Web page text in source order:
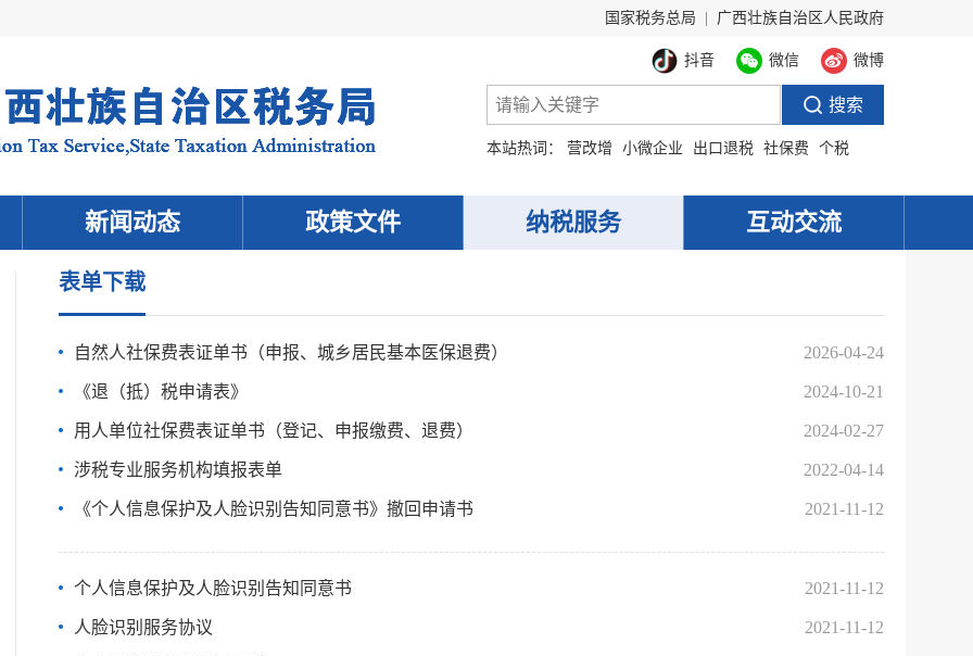
国家税务总局 广西壮族自治区人民政府
抖音 微信 微博
本站热词： 营改增 小微企业 出口退税 社保费 个税
新闻动态 政策文件 纳税服务 互动交流
表单下载
2026-04-24
自然人社保费表证单书（申报、城乡居民基本医保退费）
2024-10-21
《退（抵）税申请表》
2024-02-27
用人单位社保费表证单书（登记、申报缴费、退费）
2022-04-14
涉税专业服务机构填报表单
2021-11-12
《个人信息保护及人脸识别告知同意书》撤回申请书
2021-11-12
个人信息保护及人脸识别告知同意书
2021-11-12
人脸识别服务协议